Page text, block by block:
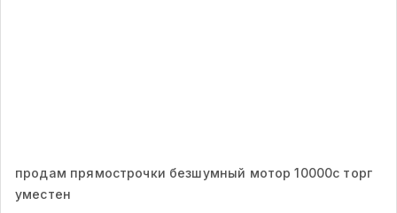
продам прямострочки безшумный мотор 10000с торг
уместен